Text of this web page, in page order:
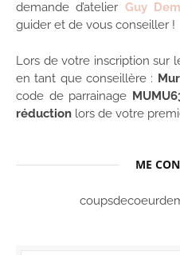
demande d’atelier Guy
guider et de vous conseiller !
Lors de votre inscription sur
en tant que conseillère :
code de parrainage
réduction lors de votre
ME